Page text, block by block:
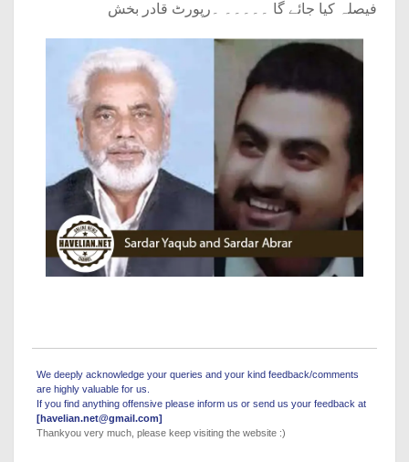
فیصلہ کیا جائے گا ۔۔۔۔۔ ۔رپورٹ قادر بخش
We deeply acknowledge your queries and your kind feedback/comments
are highly valuable for us.
If you find anything offensive please inform us or send us your feedback at
[havelian.net@gmail.com]
Thankyou very much, please keep visiting the website :)